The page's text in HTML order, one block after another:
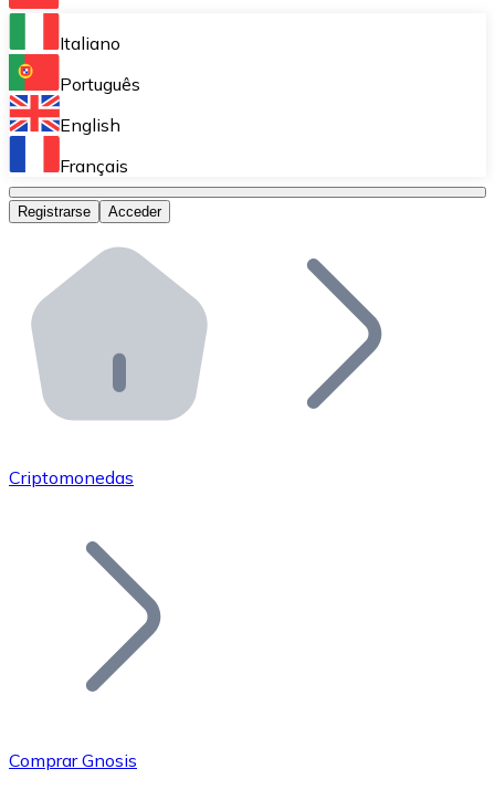
Bitnovo Ramp
Integra nuestra solución en tu plataforma.
Bitnovo Giftcards
Bitnovo OTC
Bitnovo ATM
Integra un ATM Bitnovo en tu negocio y permite que
Bitnovo API
Integra nuestra API en tu ecosistema.
Únete a nuestra red de distribuidores.
Añade tu proyecto a nuestro ecosistema.
Italiano
Português
English
Français
Registrarse Acceder
Criptomonedas
Comprar Gnosis